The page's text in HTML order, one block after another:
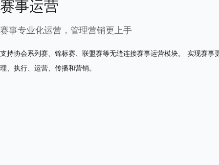
赛事运营
赛事专业化运营，管理营销更上手
支持协会系列赛、锦标赛、联盟赛等无缝连接赛事运营模块。 实现赛事
理、执行、运营、传播和营销。